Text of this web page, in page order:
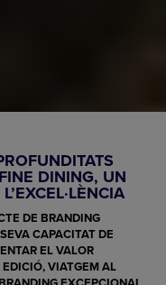
DINING, UN
DE BRANDING
CAPACITAT DE
EL VALOR
EDICIÓ, VIATGEM AL